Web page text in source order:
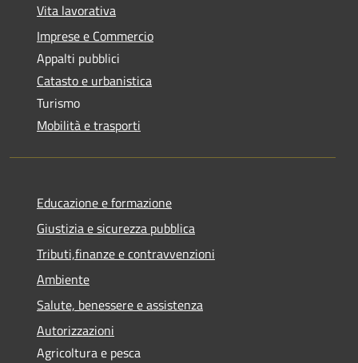
Vita lavorativa
Imprese e Commercio
Appalti pubblici
Catasto e urbanistica
Turismo
Mobilità e trasporti
Educazione e formazione
Giustizia e sicurezza pubblica
Tributi,finanze e contravvenzioni
Ambiente
Salute, benessere e assistenza
Autorizzazioni
Agricoltura e pesca